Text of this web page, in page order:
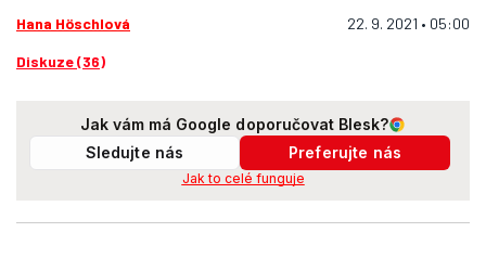
Hana Höschlová 22. 9. 2021 • 05:00
Diskuze (36)
Jak vám má Google doporučovat Blesk?
Sledujte nás
Preferujte nás
Jak to celé funguje